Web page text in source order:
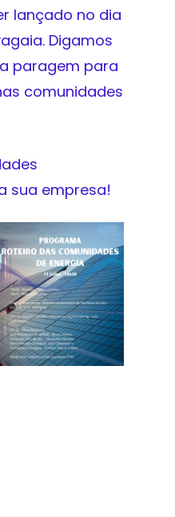
lançado no dia
Digamos
paragem para
comunidades
sua empresa!